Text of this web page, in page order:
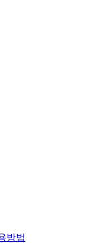
방법